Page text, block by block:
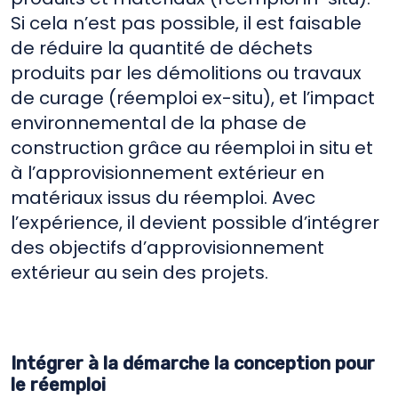
Si cela n’est pas possible, il est faisable
de réduire la quantité de déchets
produits par les démolitions ou travaux
de curage (réemploi ex-situ), et l’impact
environnemental de la phase de
construction grâce au réemploi in situ et
à l’approvisionnement extérieur en
matériaux issus du réemploi. Avec
l’expérience, il devient possible d’intégrer
des objectifs d’approvisionnement
extérieur au sein des projets.
Intégrer à la démarche la conception pour
le réemploi